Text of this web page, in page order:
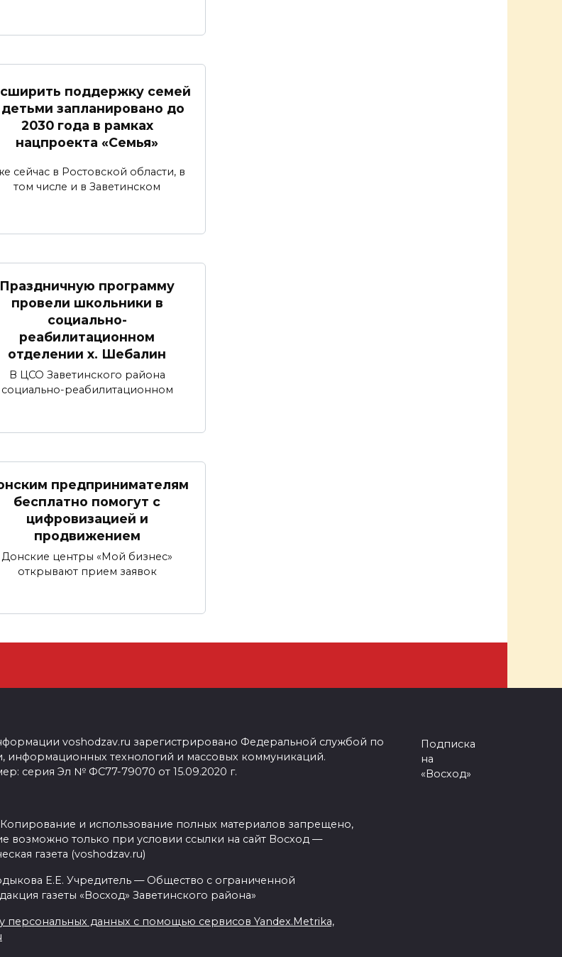
поддержку семей
детьми запланировано до
2030 года в рамках
нацпроекта «Семья»
сейчас в Ростовской области, в
том числе и в Заветинском
Праздничную программу
провели школьники в
социально-
реабилитационном
отделении х. Шебалин
В ЦСО Заветинского района
социально-реабилитационном
предпринимателям
бесплатно помогут с
цифровизацией и
продвижением
Донские центры «Мой бизнес»
открывают прием заявок
voshodzav.ru зарегистрировано Федеральной службой по
информационных технологий и массовых коммуникаций.
серия Эл № ФС77-79070 от 15.09.2020 г.
и использование полных материалов запрещено,
возможно только при условии ссылки на сайт Восход —
газета (voshodzav.ru)
Е.Е. Учредитель — Общество с ограниченной
газеты «Восход» Заветинского района»
персональных данных с помощью сервисов Yandex.Metrika,
Подписка
на
«Восход»